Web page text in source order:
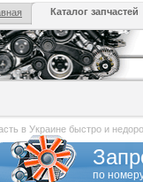
Каталог запчастей
в Украине быстро и
по